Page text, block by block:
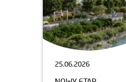
25.06.2026